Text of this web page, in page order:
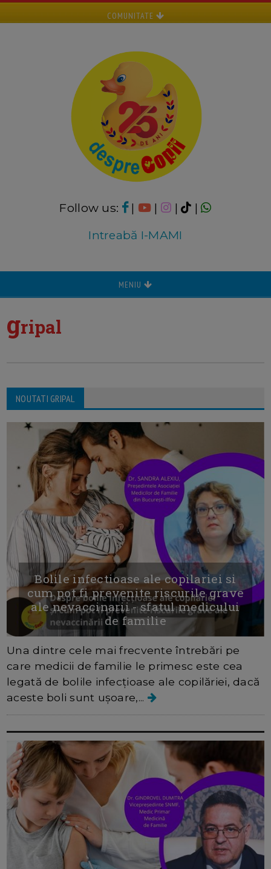
COMUNITATE
Follow us: | | |
|
Intreabă I-MAMI
MENIU
gripal
NOUTATI GRIPAL
Bolile infectioase ale copilariei si
cum pot fi prevenite riscurile grave
ale nevaccinarii - sfatul medicului
de familie
Una dintre cele mai frecvente întrebări pe
care medicii de familie le primesc este cea
legată de bolile infecțioase ale copilăriei, dacă
aceste boli sunt ușoare,...